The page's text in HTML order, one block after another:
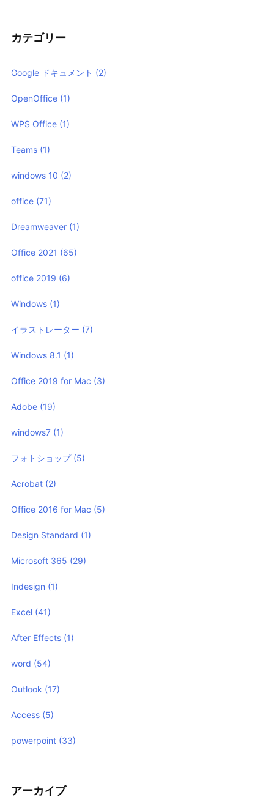
カテゴリー
Google ドキュメント (2)
OpenOffice (1)
WPS Office (1)
Teams (1)
windows 10 (2)
office (71)
Dreamweaver (1)
Office 2021 (65)
office 2019 (6)
Windows (1)
イラストレーター (7)
Windows 8.1 (1)
Office 2019 for Mac (3)
Adobe (19)
windows7 (1)
フォトショップ (5)
Acrobat (2)
Office 2016 for Mac (5)
Design Standard (1)
Microsoft 365 (29)
Indesign (1)
Excel (41)
After Effects (1)
word (54)
Outlook (17)
Access (5)
powerpoint (33)
アーカイブ